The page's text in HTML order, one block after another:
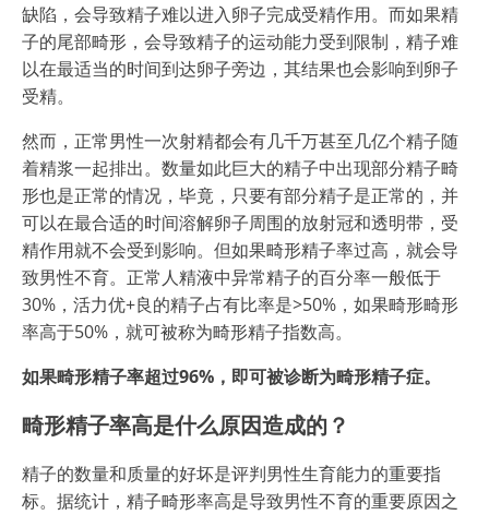
缺陷，会导致精子难以进入卵子完成受精作用。而如果精
子的尾部畸形，会导致精子的运动能力受到限制，精子难
以在最适当的时间到达卵子旁边，其结果也会影响到卵子
受精。
然而，正常男性一次射精都会有几千万甚至几亿个精子随
着精浆一起排出。数量如此巨大的精子中出现部分精子畸
形也是正常的情况，毕竟，只要有部分精子是正常的，并
可以在最合适的时间溶解卵子周围的放射冠和透明带，受
精作用就不会受到影响。但如果畸形精子率过高，就会导
致男性不育。正常人精液中异常精子的百分率一般低于
30%，活力优+良的精子占有比率是>50%，如果畸形畸形
率高于50%，就可被称为畸形精子指数高。
如果畸形精子率超过96%，即可被诊断为畸形精子症。
畸形精子率高是什么原因造成的？
精子的数量和质量的好坏是评判男性生育能力的重要指
标。据统计，精子畸形率高是导致男性不育的重要原因之